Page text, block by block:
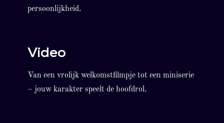
persoonlijkheid.
Video
Van een vrolijk welkomstfilmpje tot een miniserie
– jouw karakter speelt de hoofdrol.